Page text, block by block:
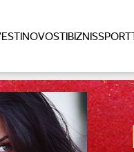
NOVOSTIBIZNISSPORT